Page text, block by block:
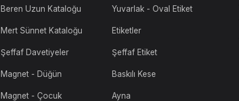
Beren Uzun Kataloğu
Mert Sünnet Kataloğu
Şeffaf Davetiyeler
Magnet - Düğün
Magnet - Çocuk
Yuvarlak - Oval Etiket
Etiketler
Şeffaf Etiket
Baskılı Kese
Ayna